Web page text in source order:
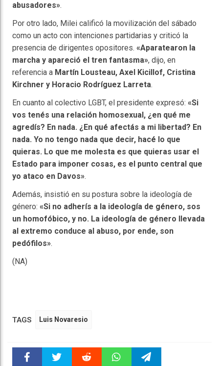
abusadores».
Por otro lado, Milei calificó la movilización del sábado
como un acto con intenciones partidarias y criticó la
presencia de dirigentes opositores. «Aparatearon la
marcha y apareció el tren fantasma», dijo, en
referencia a Martín Lousteau, Axel Kicillof, Cristina
Kirchner y Horacio Rodríguez Larreta.
En cuanto al colectivo LGBT, el presidente expresó: «Si
vos tenés una relación homosexual, ¿en qué me
agredís? En nada. ¿En qué afectás a mi libertad? En
nada. Yo no tengo nada que decir, hacé lo que
quieras. Lo que me molesta es que quieras usar el
Estado para imponer cosas, es el punto central que
yo ataco en Davos».
Además, insistió en su postura sobre la ideología de
género: «Si no adherís a la ideología de género, sos
un homofóbico, y no. La ideología de género llevada
al extremo conduce al abuso, por ende, son
pedófilos».
(NA)
TAGS Luis Novaresio